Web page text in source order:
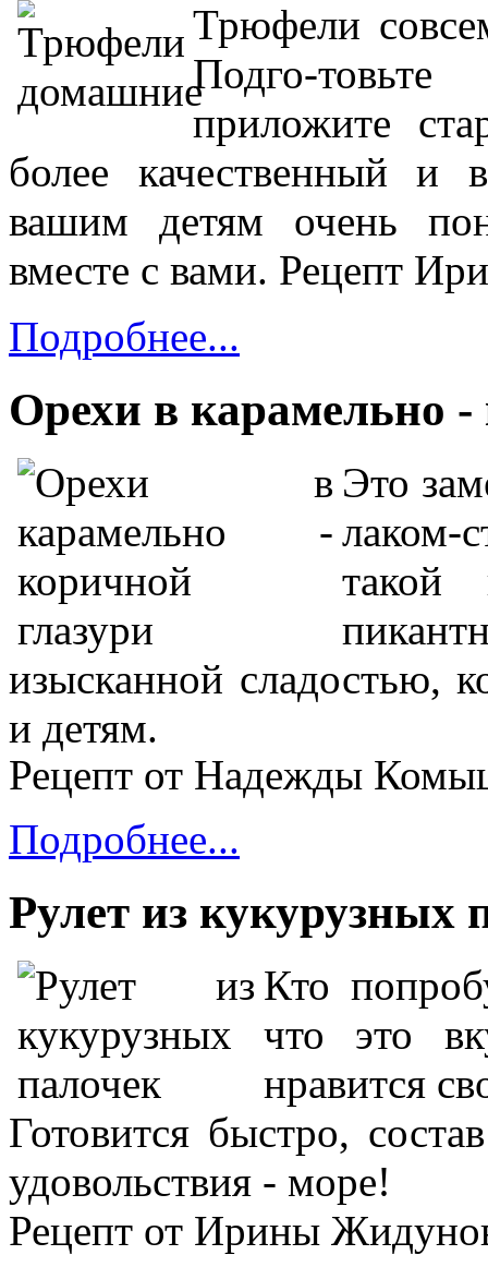
Трюфели
Подго-
приложите
более качественный и
вашим детям очень
вместе с вами. Рецепт
Подробнее...
Орехи в карамельно -
Это
лаком-
такой
изысканной сладостью,
и детям.
Рецепт от Надежды
Подробнее...
Рулет из кукурузных
Кто
что это
нравится
Готовится быстро,
удовольствия - море!
Рецепт от Ирины